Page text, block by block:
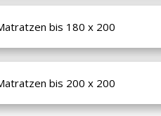
bis 180 x 200
bis 200 x 200